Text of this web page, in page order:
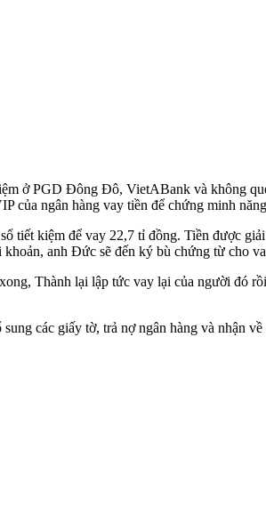
ở PGD Đông Đô, VietABank và không
của ngân hàng vay tiền để chứng minh
tiết kiệm để vay 22,7 tỉ đồng. Tiền được
anh Đức sẽ đến ký bù chứng từ cho
Thành lại lập tức vay lại của người đó
các giấy tờ, trả nợ ngân hàng và nhận